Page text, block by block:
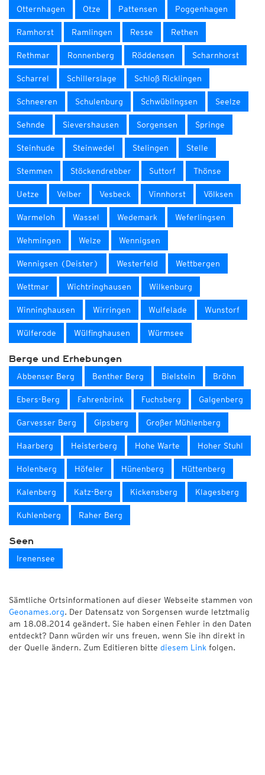
Otternhagen Otze Pattensen Poggenhagen
Ramhorst Ramlingen Resse Rethen
Rethmar Ronnenberg Röddensen Scharnhorst
Scharrel Schillerslage Schloß Ricklingen
Schneeren Schulenburg Schwüblingsen Seelze
Sehnde Sievershausen Sorgensen Springe
Steinhude Steinwedel Stelingen Stelle
Stemmen Stöckendrebber Suttorf Thönse
Uetze Velber Vesbeck Vinnhorst Völksen
Warmeloh Wassel Wedemark Weferlingsen
Wehmingen Welze Wennigsen
Wennigsen (Deister) Westerfeld Wettbergen
Wettmar Wichtringhausen Wilkenburg
Winninghausen Wirringen Wulfelade Wunstorf
Wülferode Wülfinghausen Würmsee
Berge und Erhebungen
Abbenser Berg Benther Berg Bielstein Bröhn
Ebers-Berg Fahrenbrink Fuchsberg Galgenberg
Garvesser Berg Gipsberg Großer Mühlenberg
Haarberg Heisterberg Hohe Warte Hoher Stuhl
Holenberg Höfeler Hünenberg Hüttenberg
Kalenberg Katz-Berg Kickensberg Klagesberg
Kuhlenberg Raher Berg
Seen
Irenensee
Sämtliche Ortsinformationen auf dieser Webseite stammen von
Geonames.org. Der Datensatz von Sorgensen wurde letztmalig
am 18.08.2014 geändert. Sie haben einen Fehler in den Daten
entdeckt? Dann würden wir uns freuen, wenn Sie ihn direkt in
der Quelle ändern. Zum Editieren bitte diesem Link folgen.